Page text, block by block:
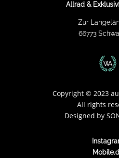
Allrad &
Zur
66773
Copyright © 2023
All rights
Designed by